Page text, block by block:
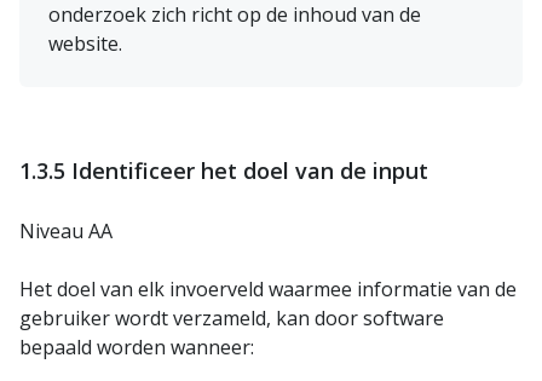
onderzoek zich richt op de inhoud van de
website.
1.3.5 Identificeer het doel van de input
Niveau AA
Het doel van elk invoerveld waarmee informatie van de
gebruiker wordt verzameld, kan door software
bepaald worden wanneer: